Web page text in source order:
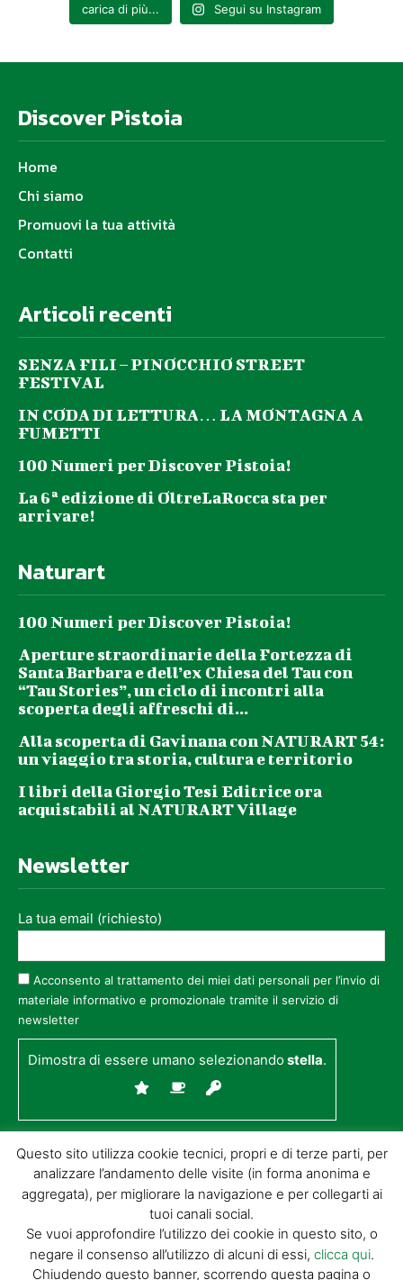
carica di più... Segui su Instagram
Discover Pistoia
Home
Chi siamo
Promuovi la tua attività
Contatti
Articoli recenti
SENZA FILI – PINOCCHIO STREET
FESTIVAL
IN CODA DI LETTURA… LA MONTAGNA A
FUMETTI
100 Numeri per Discover Pistoia!
La 6ª edizione di OltreLaRocca sta per
arrivare!
Naturart
100 Numeri per Discover Pistoia!
Aperture straordinarie della Fortezza di
Santa Barbara e dell’ex Chiesa del Tau con
“Tau Stories”, un ciclo di incontri alla
scoperta degli affreschi di...
Alla scoperta di Gavinana con NATURART 54:
un viaggio tra storia, cultura e territorio
I libri della Giorgio Tesi Editrice ora
acquistabili al NATURART Village
Newsletter
La tua email (richiesto)
Acconsento al trattamento dei miei dati personali per l’invio di
materiale informativo e promozionale tramite il servizio di
newsletter
Dimostra di essere umano selezionandostella.
© GIORGIO TESI EDITRICE S.R.L. | P.IVA
Questo sito utilizza cookie tecnici, propri e di terze parti, per
analizzare l’andamento delle visite (in forma anonima e
aggregata), per migliorare la navigazione e per collegarti ai
tuoi canali social.
Se vuoi approfondire l’utilizzo dei cookie in questo sito, o
negare il consenso all’utilizzo di alcuni di essi, clicca qui.
Chiudendo questo banner, scorrendo questa pagina o